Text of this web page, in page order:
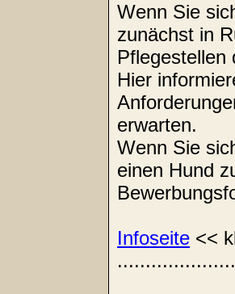
Wenn Sie
zunächst in
Pflegestellen
Hier
erwarten.
Wenn Sie
einen Hund
Infoseite <<